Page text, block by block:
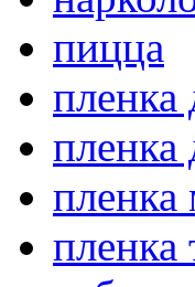
пицца
пленка
пленка
пленка
пленка